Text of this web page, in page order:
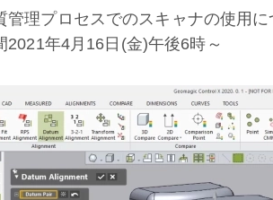
管理プロセスでのスキャナの使用に
2021年4月16日(金)午後6時～